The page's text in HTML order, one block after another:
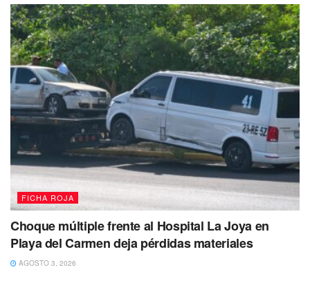
FICHA ROJA
Choque múltiple frente al Hospital La Joya en
Playa del Carmen deja pérdidas materiales
AGOSTO 3, 2026